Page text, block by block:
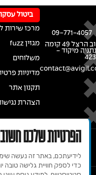
רחוב הרצל 49 קומה
מיקוד -
09-771-4057
ביטול
מרכז שירות
מגזין fuzz
משלוחים
מדיניות
תקנון אתר
הצהרת
הפרטיות שלכם
כדי לספק חוויית גלישה טובה